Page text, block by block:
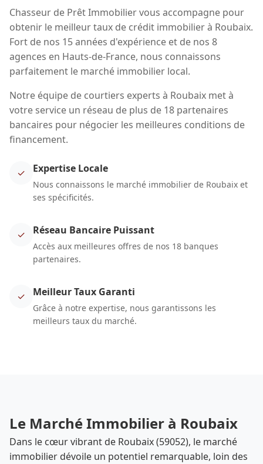
Chasseur de Prêt Immobilier vous accompagne pour
obtenir le meilleur taux de crédit immobilier à Roubaix.
Fort de nos 15 années d'expérience et de nos 8
agences en Hauts-de-France, nous connaissons
parfaitement le marché immobilier local.
Notre équipe de courtiers experts à Roubaix met à
votre service un réseau de plus de 18 partenaires
bancaires pour négocier les meilleures conditions de
financement.
✓ Expertise Locale
Nous connaissons le marché immobilier de Roubaix et
ses spécificités.
✓ Réseau Bancaire Puissant
Accès aux meilleures offres de nos 18 banques
partenaires.
✓ Meilleur Taux Garanti
Grâce à notre expertise, nous garantissons les
meilleurs taux du marché.
Le Marché Immobilier à Roubaix
Dans le cœur vibrant de Roubaix (59052), le marché
immobilier dévoile un potentiel remarquable, loin des